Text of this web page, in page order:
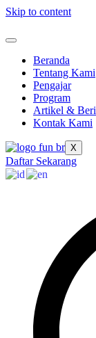
Skip to content
Beranda
Tentang Kami
Pengajar
Program
Artikel &
Kontak Kami
X
Daftar Sekarang